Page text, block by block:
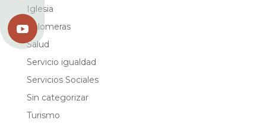

Iglesia
Palomeras
Salud
Servicio igualdad
Servicios Sociales
Sin categorizar
Turismo